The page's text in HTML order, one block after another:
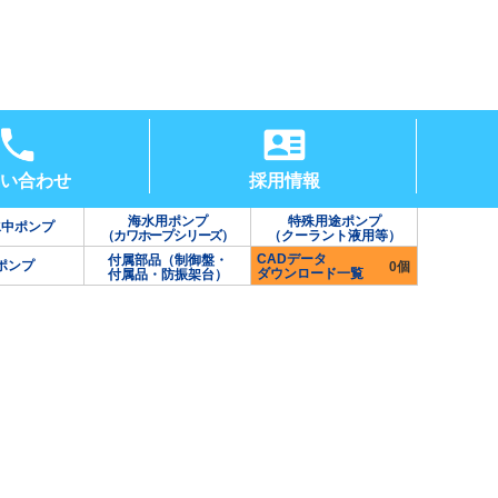
合わせ 採用情報
ポンプ
海水用ポンプ
（カワホープシリーズ）
特殊用途ポンプ
（クーラント液用等）
ンプ
付属部品（制御盤・
付属品・防振架台）
CADデータ
ダウンロード一覧
0個